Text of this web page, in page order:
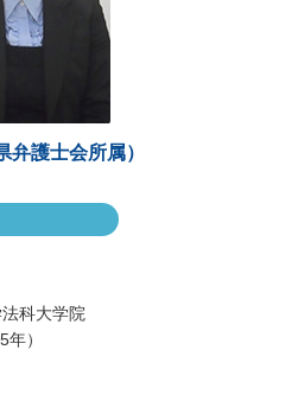
護士会所属）
科大学院
）